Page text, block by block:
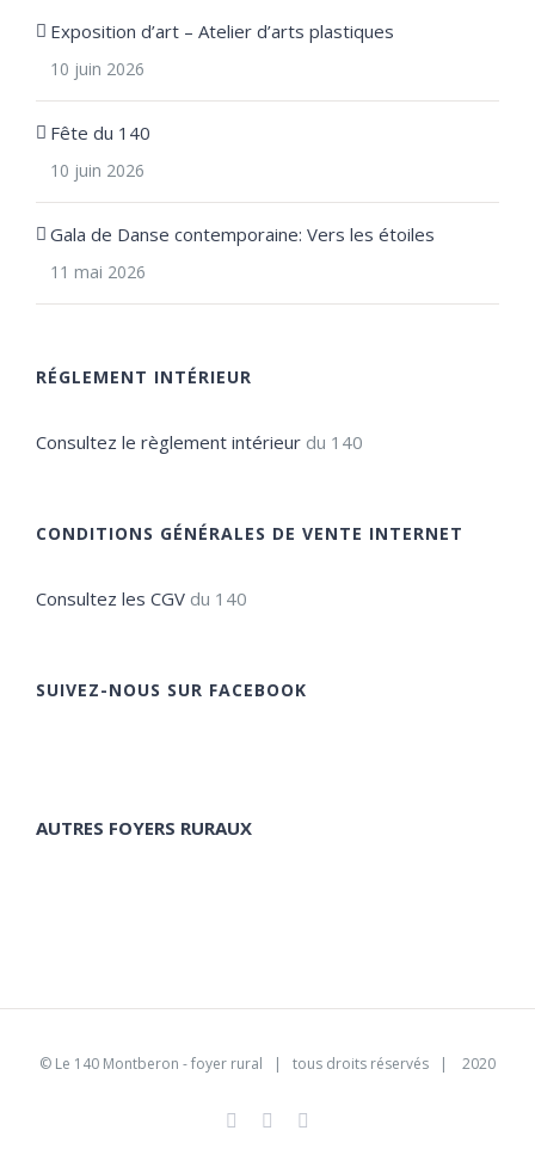
Exposition d’art – Atelier d’arts plastiques
10 juin 2026
Fête du 140
10 juin 2026
Gala de Danse contemporaine: Vers les étoiles
11 mai 2026
RÉGLEMENT INTÉRIEUR
Consultez le règlement intérieur du 140
CONDITIONS GÉNÉRALES DE VENTE INTERNET
Consultez les CGV du 140
SUIVEZ-NOUS SUR FACEBOOK
AUTRES FOYERS RURAUX
© Le 140 Montberon - foyer rural | tous droits réservés | 2020
FacebookInstagram